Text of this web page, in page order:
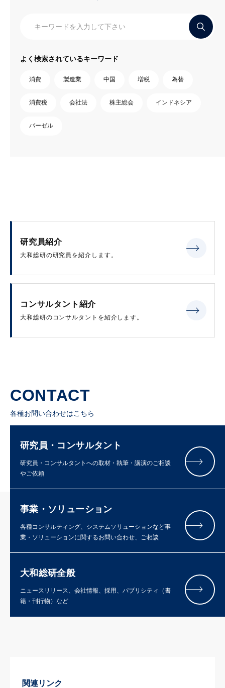
よく検索されているキーワード
消費 製造業 中国 増税 為替
消費税 会社法 株主総会 インドネシア
バーゼル
研究員紹介
大和総研の研究員を紹介します。
コンサルタント紹介
大和総研のコンサルタントを紹介します。
CONTACT
各種お問い合わせはこちら
研究員・コンサルタント
研究員・コンサルタントへの取材・執筆・講演のご相談
やご依頼
事業・ソリューション
各種コンサルティング、システムソリューションなど事
業・ソリューションに関するお問い合わせ、ご相談
大和総研全般
ニュースリリース、会社情報、採用、パブリシティ（書
籍・刊行物）など
関連リンク